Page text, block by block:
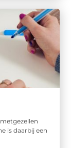
is daarbij een